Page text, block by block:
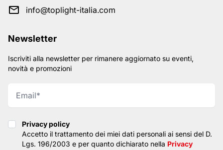
info@toplight-italia.com
Newsletter
Iscriviti alla newsletter per rimanere aggiornato su eventi,
novità e promozioni
Privacy policy
Privacy policy
Accetto il trattamento dei miei dati personali ai sensi del D.
Lgs. 196/2003 e per quanto dichiarato nella Privacy